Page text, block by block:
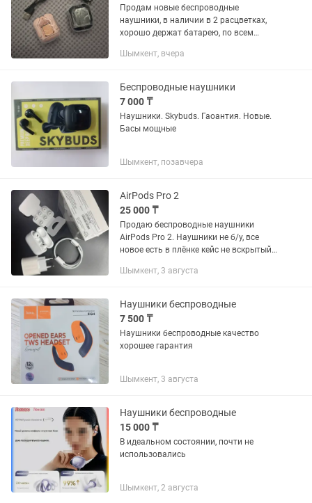
Продам новые беспроводные
наушники, в наличии в 2 расцветках,
хорошо держат батарею, по всем
Шымкент, вчера
Беспроводные наушники
7 000 ₸
Наушники. Skybuds. Гаоантия. Новые.
Басы мощные
Шымкент, позавчера
AirPods Pro 2
25 000 ₸
Продаю беспроводные наушники
AirPods Pro 2. Наушники не б/у, все
новое есть в плёнке кейс не вскрытый.
AirPods Pro 2 •Зарядный кейс
Шымкент, 3 августа
Наушники беспроводные
7 500 ₸
Наушники беспроводные качество
хорошее гарантия
Шымкент, 3 августа
Наушники беспроводные
15 000 ₸
В идеальном состоянии, почти не
использовались
Шымкент, 2 августа